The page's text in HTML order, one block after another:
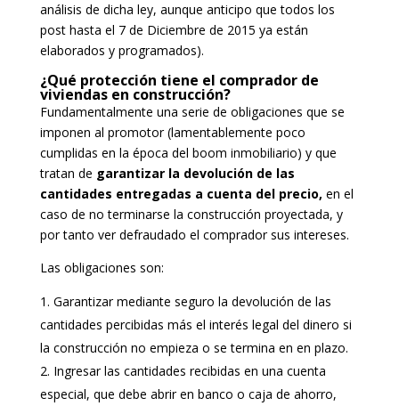
análisis de dicha ley, aunque anticipo que todos los
post hasta el 7 de Diciembre de 2015 ya están
elaborados y programados).
¿Qué protección tiene el comprador de
viviendas en construcción?
Fundamentalmente una serie de obligaciones que se
imponen al promotor (lamentablemente poco
cumplidas en la época del boom inmobiliario) y que
tratan de garantizar la devolución de las
cantidades entregadas a cuenta del precio, en el
caso de no terminarse la construcción proyectada, y
por tanto ver defraudado el comprador sus intereses.
Las obligaciones son:
Garantizar mediante seguro la devolución de las
cantidades percibidas más el interés legal del dinero si
la construcción no empieza o se termina en en plazo.
Ingresar las cantidades recibidas en una cuenta
especial, que debe abrir en banco o caja de ahorro,